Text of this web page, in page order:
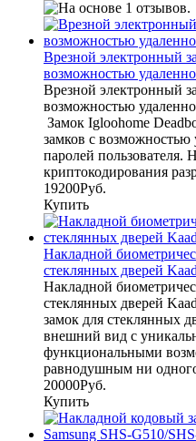
Врезной электронный
возможностью
Врезной электронный
возможностью
Замок Igloohome
замков с
паролей пользователя.
криптокодирования
19200Руб.
Купить
Накладной
стеклянных дверей
Накладной
стеклянных дверей
замок для стеклянных
внешний вид с
функциональными
равнодушным ни
20000Руб.
Купить